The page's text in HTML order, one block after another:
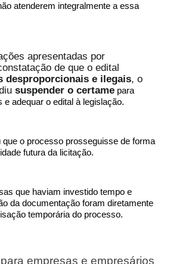
atenderem integralmente a essa
apresentadas por
de que o edital
desproporcionais e ilegais, o
suspender o certame para
e adequar o edital à legislação.
que o processo prosseguisse de forma
futura da licitação.
que haviam investido tempo e
da documentação foram diretamente
temporária do processo.
empresas e empresários